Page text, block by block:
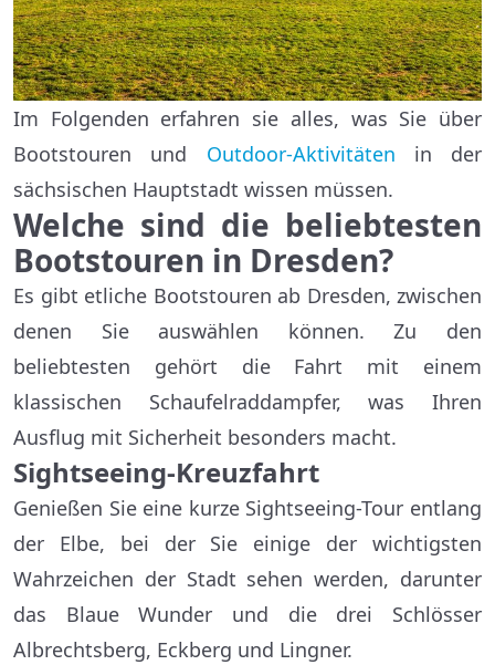
Im Folgenden erfahren sie alles, was Sie über
Bootstouren und Outdoor-Aktivitäten in der
sächsischen Hauptstadt wissen müssen.
Welche sind die beliebtesten
Bootstouren in Dresden?
Es gibt etliche Bootstouren ab Dresden, zwischen
denen Sie auswählen können. Zu den
beliebtesten gehört die Fahrt mit einem
klassischen Schaufelraddampfer, was Ihren
Ausflug mit Sicherheit besonders macht.
Sightseeing-Kreuzfahrt
Genießen Sie eine kurze Sightseeing-Tour entlang
der Elbe, bei der Sie einige der wichtigsten
Wahrzeichen der Stadt sehen werden, darunter
das Blaue Wunder und die drei Schlösser
Albrechtsberg, Eckberg und Lingner.